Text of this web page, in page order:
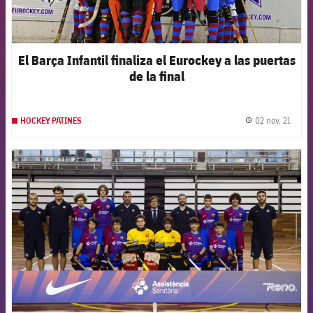
El Barça Infantil finaliza el Eurockey a las puertas
de la final
HOCKEY PATINES 02 nov. 21
FCB Barcelona badge